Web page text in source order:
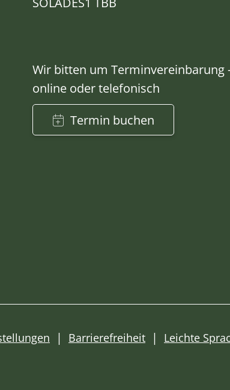
Wir bitten um Terminvereinbarung
online oder telefonisch
Termin buchen
Barrierefreiheit
Leichte